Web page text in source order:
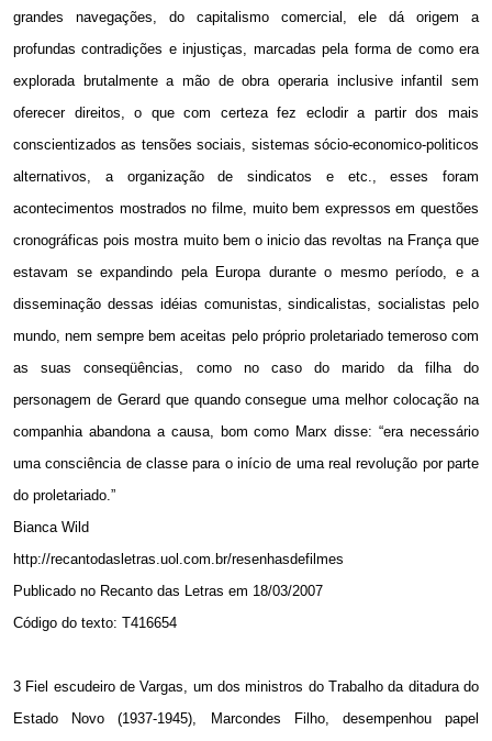
grandes navegações, do capitalismo comercial, ele dá origem a
profundas contradições e injustiças, marcadas pela forma de como era
explorada brutalmente a mão de obra operaria inclusive infantil sem
oferecer direitos, o que com certeza fez eclodir a partir dos mais
conscientizados as tensões sociais, sistemas sócio-economico-politicos
alternativos, a organização de sindicatos e etc., esses foram
acontecimentos mostrados no filme, muito bem expressos em questões
cronográficas pois mostra muito bem o inicio das revoltas na França que
estavam se expandindo pela Europa durante o mesmo período, e a
disseminação dessas idéias comunistas, sindicalistas, socialistas pelo
mundo, nem sempre bem aceitas pelo próprio proletariado temeroso com
as suas conseqüências, como no caso do marido da filha do
personagem de Gerard que quando consegue uma melhor colocação na
companhia abandona a causa, bom como Marx disse: “era necessário
uma consciência de classe para o início de uma real revolução por parte
do proletariado.”
Bianca Wild
http://recantodasletras.uol.com.br/resenhasdefilmes
Publicado no Recanto das Letras em 18/03/2007
Código do texto: T416654
3 Fiel escudeiro de Vargas, um dos ministros do Trabalho da ditadura do
Estado Novo (1937-1945), Marcondes Filho, desempenhou papel